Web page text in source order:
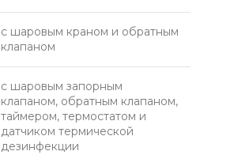
с шаровым краном и обратным
клапаном
с шаровым запорным
клапаном, обратным клапаном,
таймером, термостатом и
датчиком термической
дезинфекции